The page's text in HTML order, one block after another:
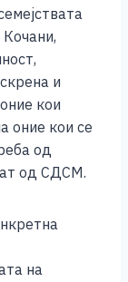
ai
l
p
Li
n
k
ar
и
кои
оние кои се
од
од СДСМ.
на